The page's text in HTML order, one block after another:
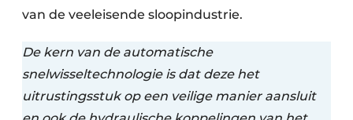
van de veeleisende sloopindustrie.
De kern van de automatische
snelwisseltechnologie is dat deze het
uitrustingsstuk op een veilige manier aansluit